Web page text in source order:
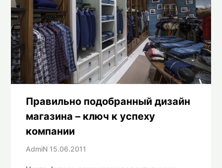
Правильно подобранный дизайн
магазина – ключ к успеху
компании
AdmiN 15.06.2011